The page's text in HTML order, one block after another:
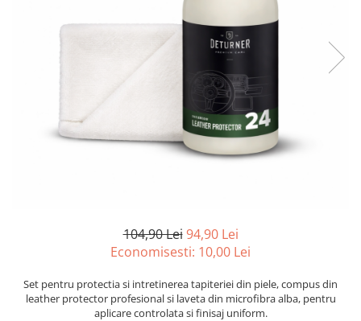
Parasolare si jaluzele
Tratament Hidrofob
104,90 Lei 94,90 Lei
Economisesti: 10,00 Lei
Set pentru protectia si intretinerea tapiteriei din piele, compus din
leather protector profesional si laveta din microfibra alba, pentru
aplicare controlata si finisaj uniform.